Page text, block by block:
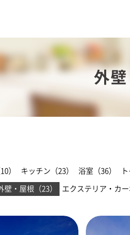
外
） キッチン（23） 浴室（36）
壁・屋根（23） エクステリア・カー